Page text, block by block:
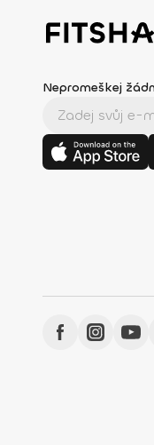
Nepromeškej